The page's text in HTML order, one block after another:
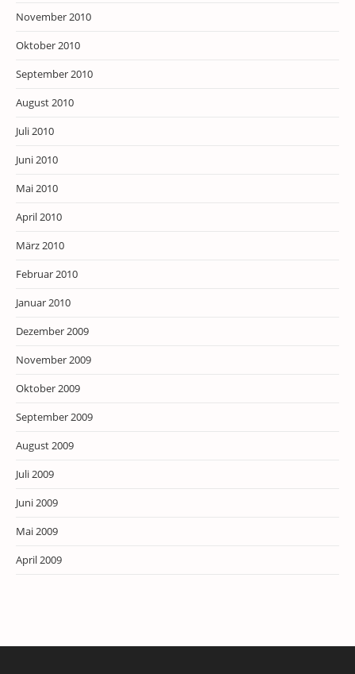
November 2010
Oktober 2010
September 2010
August 2010
Juli 2010
Juni 2010
Mai 2010
April 2010
März 2010
Februar 2010
Januar 2010
Dezember 2009
November 2009
Oktober 2009
September 2009
August 2009
Juli 2009
Juni 2009
Mai 2009
April 2009